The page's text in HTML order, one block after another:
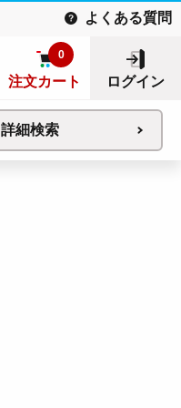
よくある質問
注文カート
0
ログイン
詳細検索